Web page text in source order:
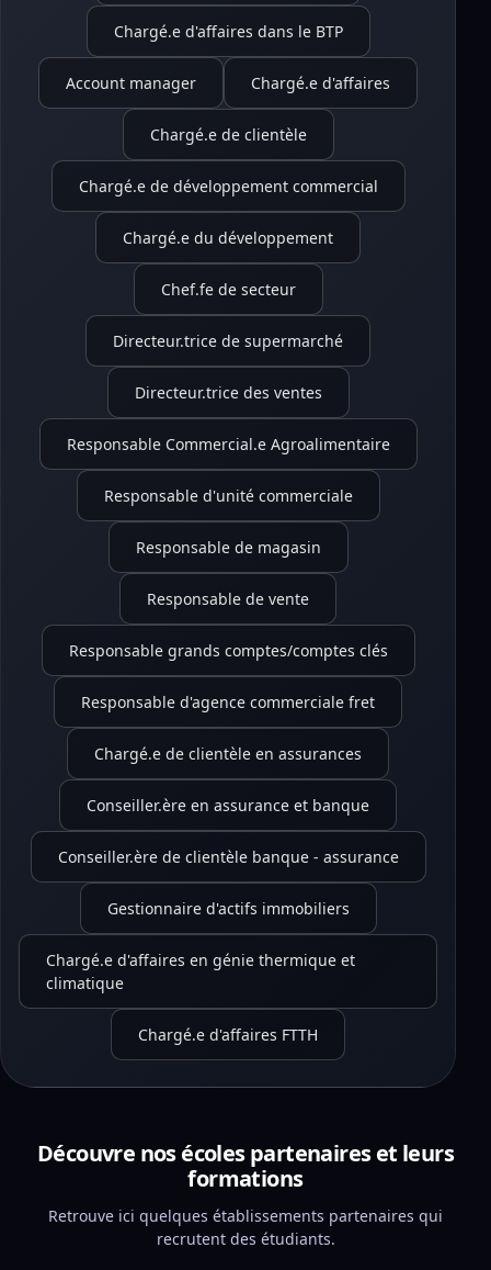
Chargé.e d'affaires dans le BTP
Account manager Chargé.e d'affaires
Chargé.e de clientèle
Chargé.e de développement commercial
Chargé.e du développement
Chef.fe de secteur
Directeur.trice de supermarché
Directeur.trice des ventes
Responsable Commercial.e Agroalimentaire
Responsable d'unité commerciale
Responsable de magasin
Responsable de vente
Responsable grands comptes/comptes clés
Responsable d'agence commerciale fret
Chargé.e de clientèle en assurances
Conseiller.ère en assurance et banque
Conseiller.ère de clientèle banque - assurance
Gestionnaire d'actifs immobiliers
Chargé.e d'affaires en génie thermique et
climatique
Chargé.e d'affaires FTTH
Découvre nos écoles partenaires et leurs
formations
Retrouve ici quelques établissements partenaires qui
recrutent des étudiants.